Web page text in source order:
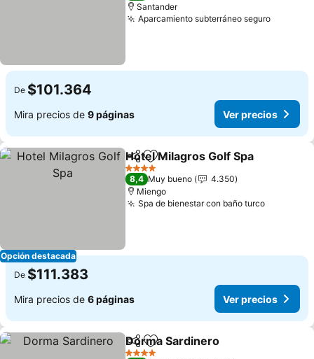
Santander
Aparcamiento subterráneo seguro
De $101.364
Mira precios de 9 páginas Ver precios
Opción destacada
CompartirAgregar a favoritos
Hotel Milagros Golf Spa
4 Estrellas
8,4 Muy bueno
4.350
Miengo
Spa de bienestar con baño turco
De $111.383
Mira precios de 6 páginas Ver precios
CompartirAgregar a favoritos
Dorma Sardinero